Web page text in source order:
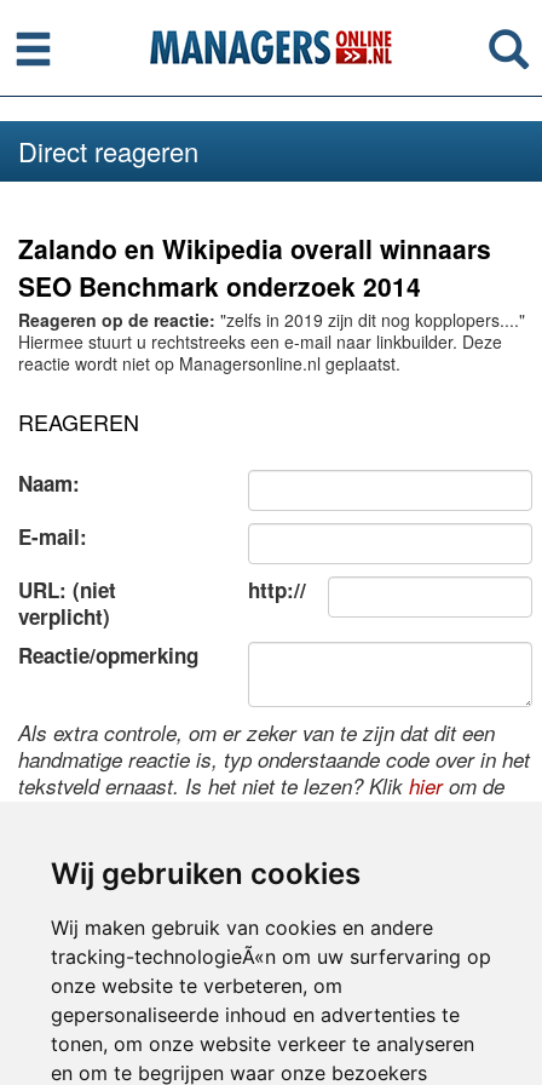
Wij gebruiken cookies
Wij maken gebruik van cookies en andere
tracking-technologieÃ«n om uw surfervaring op
onze website te verbeteren, om
gepersonaliseerde inhoud en advertenties te
tonen, om onze website verkeer te analyseren
en om te begrijpen waar onze bezoekers
Menu
Direct reageren
Zalando en Wikipedia overall winnaars
SEO Benchmark onderzoek 2014
Reageren op de reactie: "zelfs in 2019 zijn dit nog kopplopers...."
Hiermee stuurt u rechtstreeks een e-mail naar linkbuilder. Deze
reactie wordt niet op Managersonline.nl geplaatst.
REAGEREN
Naam:
E-mail:
URL: (niet
verplicht)
http://
Reactie/opmerking
Als extra controle, om er zeker van te zijn dat dit een
handmatige reactie is, typ onderstaande code over in het
tekstveld ernaast. Is het niet te lezen? Klik hierom de
Inloggen